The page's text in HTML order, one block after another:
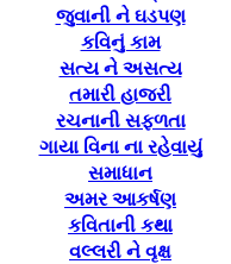
જુવાની ને ઘડપણ
કવિનું કામ
સત્ય ને અસત્ય
તમારી હાજરી
રચનાની સફળતા
ગાયા વિના ના રહેવાયું
સમાધાન
અમર આકર્ષણ
કવિતાની કથા
વલ્લરી ને વૃક્ષ